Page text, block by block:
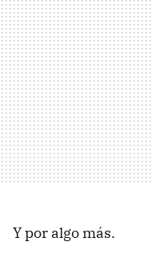
Y por algo más.